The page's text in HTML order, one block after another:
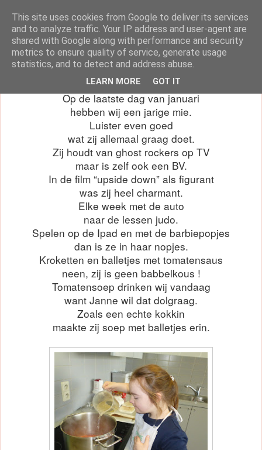
klasblog van juf Dorien
Op de laatste dag van januari
hebben wij een jarige mie.
Luister even goed
wat zij allemaal graag doet.
Zij houdt van ghost rockers op TV
maar is zelf ook een BV.
In de film “upside down” als figurant
was zij heel charmant.
Elke week met de auto
naar de lessen judo.
Spelen op de Ipad en met de barbiepopjes
dan is ze in haar nopjes.
Kroketten en balletjes met tomatensaus
neen, zij is geen babbelkous !
Tomatensoep drinken wij vandaag
want Janne wil dat dolgraag.
Zoals een echte kokkin
maakte zij soep met balletjes erin.
This site uses cookies from Google to deliver its services
and to analyze traffic. Your IP address and user-agent are
shared with Google along with performance and security
metrics to ensure quality of service, generate usage
statistics, and to detect and address abuse.
LEARN MORE GOT IT